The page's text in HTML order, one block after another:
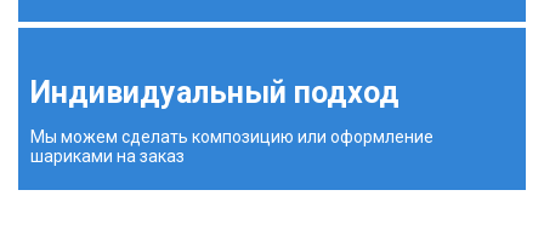
Индивидуальный подход
Мы можем сделать композицию или оформление
шариками на заказ